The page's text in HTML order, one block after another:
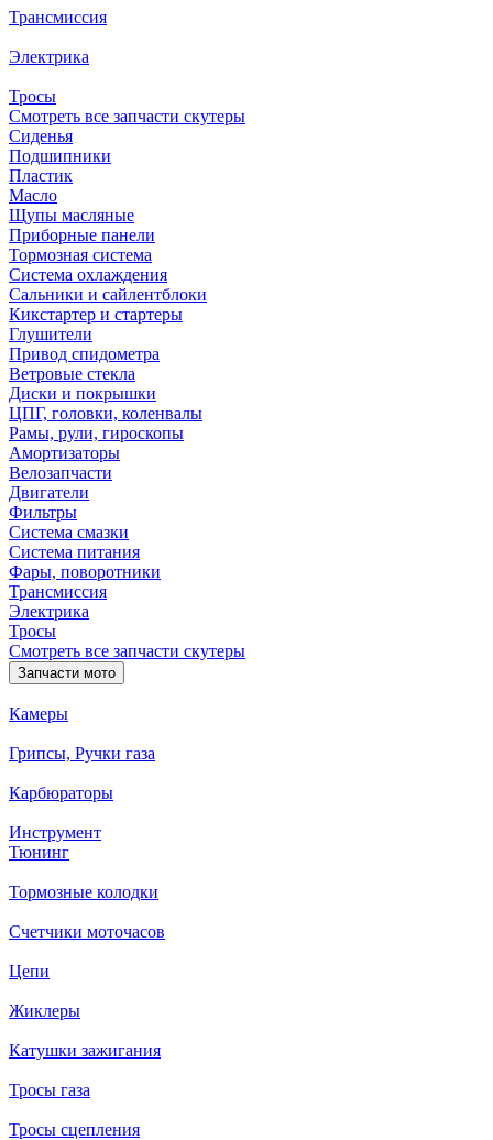
Трансмиссия
Электрика
Тросы
Смотреть все запчасти скутеры
Сиденья
Подшипники
Пластик
Масло
Щупы масляные
Приборные панели
Тормозная система
Система охлаждения
Сальники и сайлентблоки
Кикстартер и стартеры
Глушители
Привод спидометра
Ветровые стекла
Диски и покрышки
ЦПГ, головки, коленвалы
Рамы, рули, гироскопы
Амортизаторы
Велозапчасти
Двигатели
Фильтры
Система смазки
Система питания
Фары, поворотники
Трансмиссия
Электрика
Тросы
Смотреть все запчасти скутеры
Запчасти мото
Камеры
Грипсы, Ручки газа
Карбюраторы
Инструмент
Тюнинг
Тормозные колодки
Счетчики моточасов
Цепи
Жиклеры
Катушки зажигания
Тросы газа
Тросы сцепления